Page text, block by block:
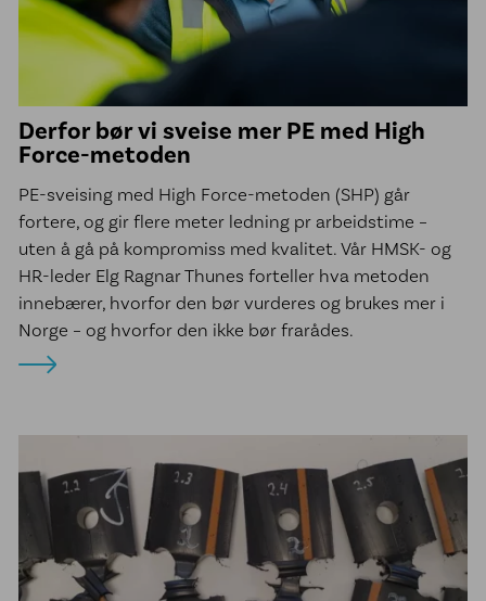
Derfor bør vi sveise mer PE med High
Force-metoden
PE-sveising med High Force-metoden (SHP) går
fortere, og gir flere meter ledning pr arbeidstime –
uten å gå på kompromiss med kvalitet. Vår HMSK- og
HR-leder Elg Ragnar Thunes forteller hva metoden
innebærer, hvorfor den bør vurderes og brukes mer i
Norge – og hvorfor den ikke bør frarådes.